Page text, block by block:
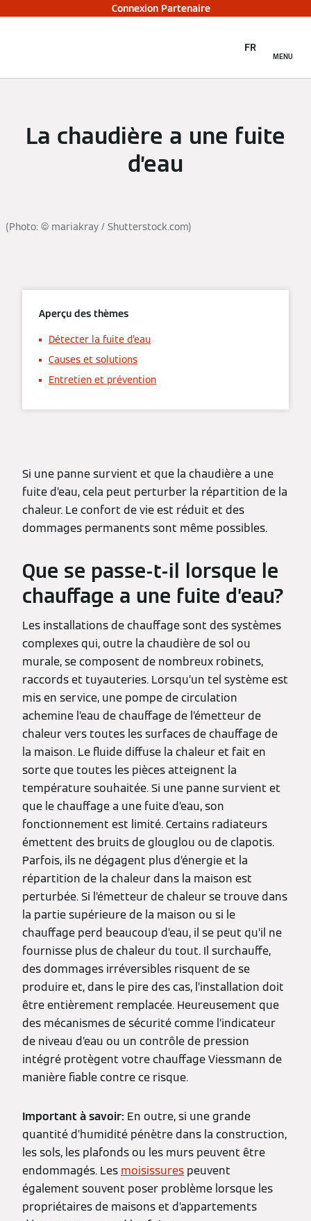
Connexion Partenaire
MENU
FR
La chaudière a une fuite
d’eau
(Photo: © mariakray / Shutterstock.com)
Aperçu des thèmes
Détecter la fuite d’eau
Causes et solutions
Entretien et prévention
Si une panne survient et que la chaudière a une
fuite d’eau, cela peut perturber la répartition de la
chaleur. Le confort de vie est réduit et des
dommages permanents sont même possibles.
Que se passe-t-il lorsque le
chauffage a une fuite d’eau?
Les installations de chauffage sont des systèmes
complexes qui, outre la chaudière de sol ou
murale, se composent de nombreux robinets,
raccords et tuyauteries. Lorsqu’un tel système est
mis en service, une pompe de circulation
achemine l’eau de chauffage de l’émetteur de
chaleur vers toutes les surfaces de chauffage de
la maison. Le fluide diffuse la chaleur et fait en
sorte que toutes les pièces atteignent la
température souhaitée. Si une panne survient et
que le chauffage a une fuite d’eau, son
fonctionnement est limité. Certains radiateurs
émettent des bruits de glouglou ou de clapotis.
Parfois, ils ne dégagent plus d’énergie et la
répartition de la chaleur dans la maison est
perturbée. Si l’émetteur de chaleur se trouve dans
la partie supérieure de la maison ou si le
chauffage perd beaucoup d’eau, il se peut qu’il ne
fournisse plus de chaleur du tout. Il surchauffe,
des dommages irréversibles risquent de se
produire et, dans le pire des cas, l’installation doit
être entièrement remplacée. Heureusement que
des mécanismes de sécurité comme l’indicateur
de niveau d’eau ou un contrôle de pression
intégré protègent votre chauffage Viessmann de
manière fiable contre ce risque.
Important à savoir: En outre, si une grande
quantité d’humidité pénètre dans la construction,
les sols, les plafonds ou les murs peuvent être
endommagés. Les moisissures peuvent
également souvent poser problème lorsque les
propriétaires de maisons et d’appartements